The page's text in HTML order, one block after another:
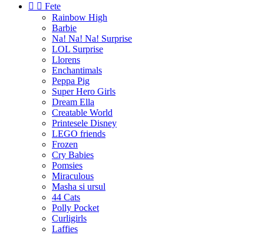
  Fete
Rainbow High
Barbie
Na! Na! Na! Surprise
LOL Surprise
Llorens
Enchantimals
Peppa Pig
Super Hero Girls
Dream Ella
Creatable World
Printesele Disney
LEGO friends
Frozen
Cry Babies
Pomsies
Miraculous
Masha si ursul
44 Cats
Polly Pocket
Curligirls
Laffies